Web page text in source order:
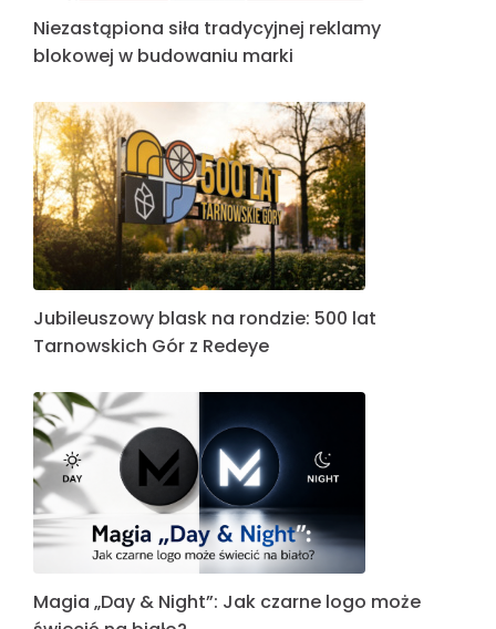
Niezastąpiona siła tradycyjnej reklamy
blokowej w budowaniu marki
Jubileuszowy blask na rondzie: 500 lat
Tarnowskich Gór z Redeye
Magia „Day & Night”: Jak czarne logo może